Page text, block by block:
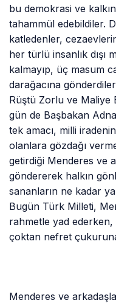
bu demokrasi ve
tahammül edebildiler.
katledenler,
her türlü insanlık dışı
kalmayıp, üç masum
darağacına
Rüştü Zorlu ve Maliye
gün de Başbakan
tek amacı, milli
olanlara gözdağı
getirdiği Menderes ve
göndererek halkın
sananların ne kadar
Bugün Türk Milleti,
rahmetle yad
çoktan nefret
Menderes ve